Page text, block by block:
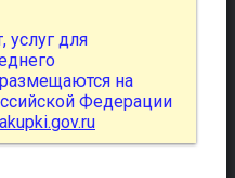
услуг для
на
Федерации